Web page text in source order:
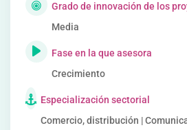
Grado de innovación de los
Media
Fase en la que asesora
Crecimiento
Especialización sectorial
Comercio, distribución |